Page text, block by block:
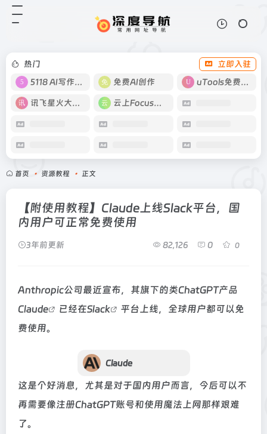
热门
立即入驻
5118 AI写作工具
免费AI创作 uTools免费工具箱
讯飞星火大模型 云上Focus接码
首页 • 资源教程 • 正文
【附使用教程】Claude上线Slack平台，国
内用户可正常免费使用
3年前更新 82,126 0 0
Anthropic公司最近宣布，其旗下的类ChatGPT产品
Claude
已经在Slack
平台上线，全球用户都可以免
费使用。
Claude
这是个好消息，尤其是对于国内用户而言，今后可以不
再需要像注册ChatGPT账号和使用魔法上网那样艰难
了。